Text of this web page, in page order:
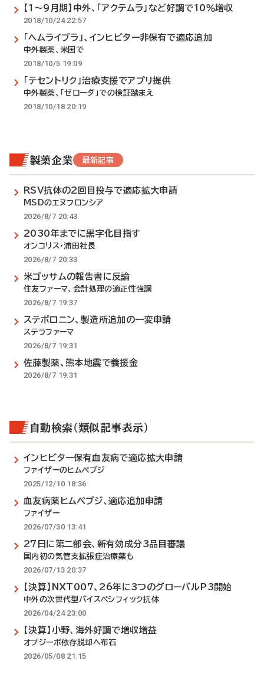
【1～9月期】中外、「アクテムラ」など好調で10％増収
2018/10/24 22:57
「ヘムライブラ」、インヒビター非保有で適応追加
中外製薬、米国で
2018/10/5 19:09
「テセントリク」治療支援でアプリ提供
中外製薬、「ゼローダ」での検証踏まえ
2018/10/18 20:19
製薬企業 最新記事
RSV抗体の2回目投与で適応拡大申請
MSDのエヌフロンシア
2026/8/7 20:43
2030年までに黒字化目指す
オンコリス・浦田社長
2026/8/7 20:33
米ゴッサムの報告書に反論
住友ファーマ、会計処理の適正性強調
2026/8/7 19:37
ステボロニン、製造所追加の一変申請
ステラファーマ
2026/8/7 19:31
佐藤製薬、熊本地震で義援金
2026/8/7 19:31
自動検索（類似記事表示）
インヒビター保有血友病で適応拡大申請
ファイザーのヒムペブジ
2025/12/10 18:36
血友病薬ヒムペブジ、適応追加申請
ファイザー
2026/07/30 13:41
27日に第二部会、新有効成分3品目審議
国内初の気管支拡張症治療薬も
2026/07/13 20:37
【決算】NXT007、26年に3つのグローバルP3開始
中外の次世代型バイスペシフィック抗体
2026/04/24 23:00
【決算】小野、海外好調で増収増益
オプジーボ依存脱却へ布石
2026/05/08 21:15